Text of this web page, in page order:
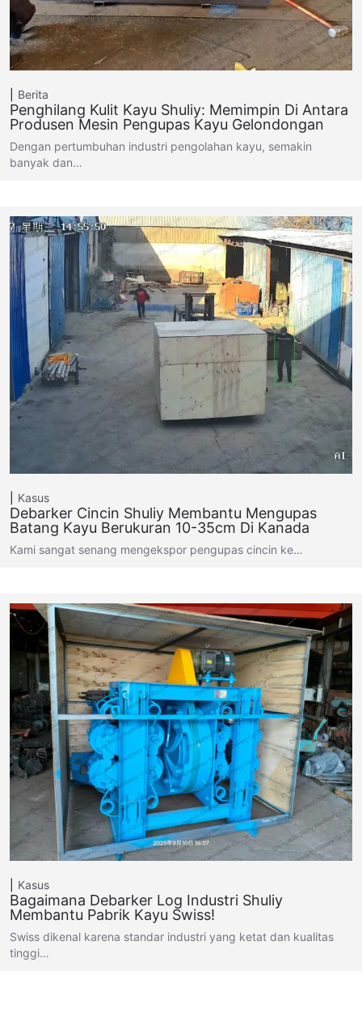
Berita
Penghilang Kulit Kayu Shuliy: Memimpin Di Antara
Produsen Mesin Pengupas Kayu Gelondongan
Dengan pertumbuhan industri pengolahan kayu, semakin
banyak dan…
Kasus
Debarker Cincin Shuliy Membantu Mengupas
Batang Kayu Berukuran 10-35cm Di Kanada
Kami sangat senang mengekspor pengupas cincin ke…
Kasus
Bagaimana Debarker Log Industri Shuliy
Membantu Pabrik Kayu Swiss!
Swiss dikenal karena standar industri yang ketat dan kualitas
tinggi…